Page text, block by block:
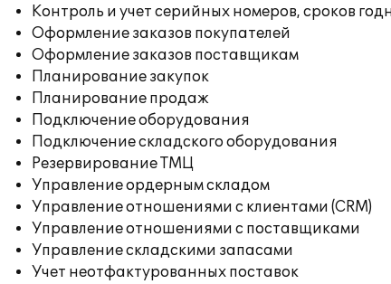
Контроль и учет серийных номеров, сроков
Оформление заказов покупателей
Оформление заказов поставщикам
Планирование закупок
Планирование продаж
Подключение оборудования
Подключение складского оборудования
Резервирование ТМЦ
Управление ордерным складом
Управление отношениями с клиентами (CRM)
Управление отношениями с поставщиками
Управление складскими запасами
Учет неотфактурованных поставок